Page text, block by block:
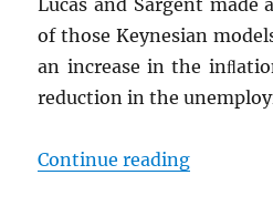
Lucas and Sargent made
of those Keynesian
an increase in the
reduction in the
Continue reading